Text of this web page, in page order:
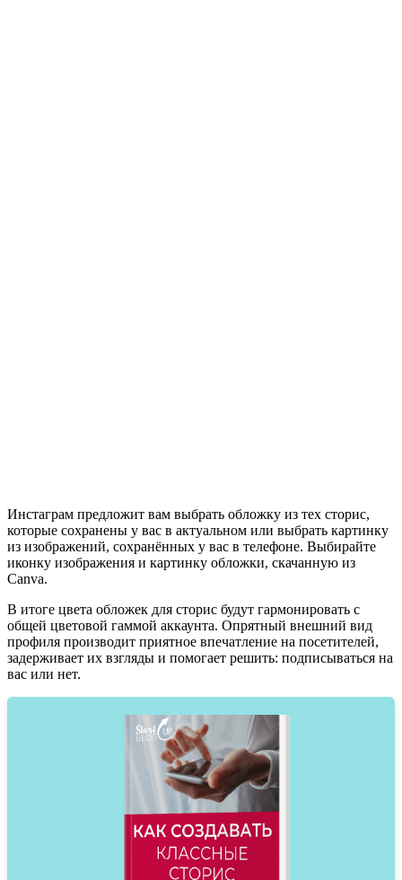
Инстаграм предложит вам выбрать обложку из тех сторис,
которые сохранены у вас в актуальном или выбрать картинку
из изображений, сохранённых у вас в телефоне. Выбирайте
иконку изображения и картинку обложки, скачанную из
Canva.
В итоге цвета обложек для сторис будут гармонировать с
общей цветовой гаммой аккаунта. Опрятный внешний вид
профиля производит приятное впечатление на посетителей,
задерживает их взгляды и помогает решить: подписываться на
вас или нет.